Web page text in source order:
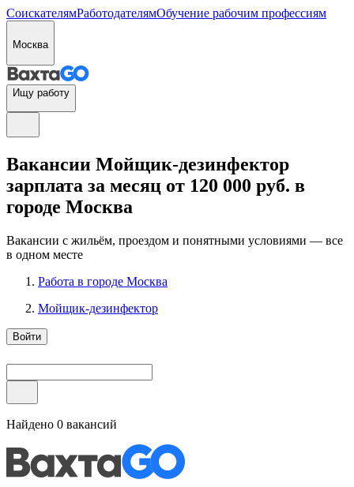
СоискателямРаботодателямОбучение рабочим профессиям
Москва
Ищу работу
Вакансии Мойщик-дезинфектор
зарплата за месяц от 120 000 руб. в
городе Москва
Вакансии с жильём, проездом и понятными условиями — все
в одном месте
Работа в городе Москва
Мойщик-дезинфектор
Войти
Найдено 0 вакансий